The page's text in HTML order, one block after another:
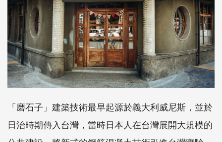
「磨石子」建築技術最早起源於義大利威尼斯，並於
日治時期傳入台灣，當時日本人在台灣展開大規模的